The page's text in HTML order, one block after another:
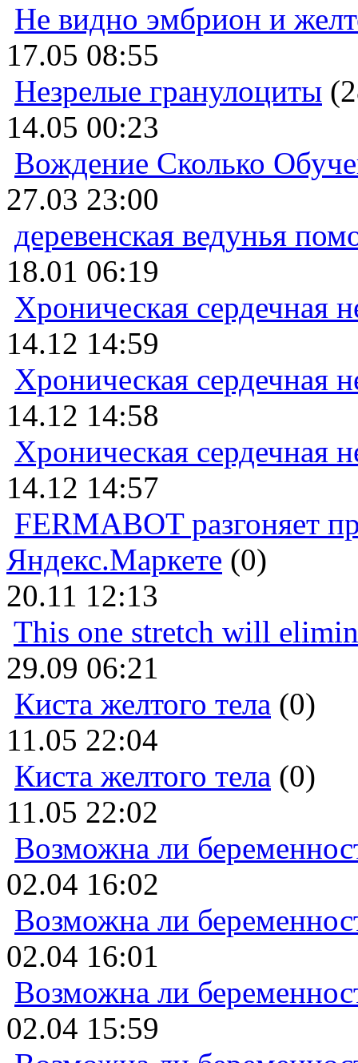
Не видно эмбрион и
17.05 08:55
Незрелые гранулоциты
14.05 00:23
Вождение Сколько
27.03 23:00
деревенская ведунья
18.01 06:19
Хроническая сердечная
14.12 14:59
Хроническая сердечная
14.12 14:58
Хроническая сердечная
14.12 14:57
FERMABOT разгоняет
Яндекс.Маркете (0)
20.11 12:13
This one stretch will
29.09 06:21
Киста желтого тела (0)
11.05 22:04
Киста желтого тела (0)
11.05 22:02
Возможна ли
02.04 16:02
Возможна ли
02.04 16:01
Возможна ли
02.04 15:59